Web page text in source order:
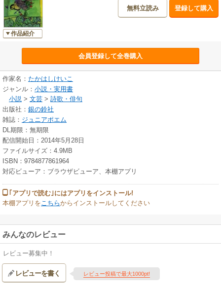
作品紹介
無料立読み 登録して購入
会員登録して全巻購入
作家名： たかはしけいこ
ジャンル： 小説・実用書
小説 > 文芸 > 詩歌・俳句
出版社： 銀の鈴社
雑誌： ジュニアポエム
DL期限：無期限
配信開始日：2014年5月28日
ファイルサイズ：4.9MB
ISBN：9784877861964
対応ビューア：ブラウザビューア、本棚アプリ
｢アプリで読む｣にはアプリをインストール!
本棚アプリを こちらからインストールしてください
みんなのレビュー
レビュー募集中！
レビューを書く レビュー投稿で最大1000pt!